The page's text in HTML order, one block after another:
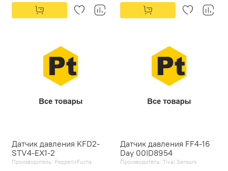
Датчик давления KFD2-
STV4-EX1-2
Производитель: Pepperl+Fuchs
Датчик давления FF4-16
Day 00ID8954
Производитель: Tival Sensors